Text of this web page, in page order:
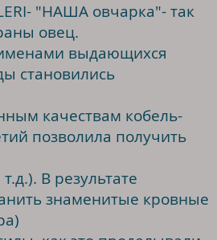
"НАША овчарка"- так
овец.
выдающихся
становились
качествам кобель-
позволила получить
В результате
знаменитые кровные